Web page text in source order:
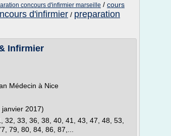
concours d'infirmier marseille / cours
d'infirmier / preparation
Infirmier
Médecin à Nice
2017)
33, 36, 38, 40, 41, 43, 47, 48, 53,
79, 80, 84, 86, 87,...